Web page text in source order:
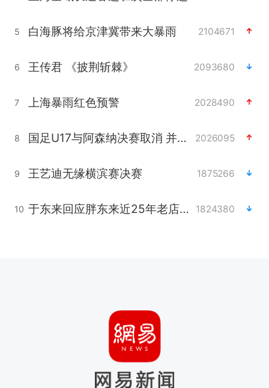
5 白海豚将给京津冀带来大暴雨 2104671
6 王传君 《披荆斩棘》 2093680
7 上海暴雨红色预警 2028490
8 国足U17与阿森纳决赛取消 并列冠军 2026095
9 王艺迪无缘横滨赛决赛 1875266
10 于东来回应胖东来近25年老店年底关闭 1824380